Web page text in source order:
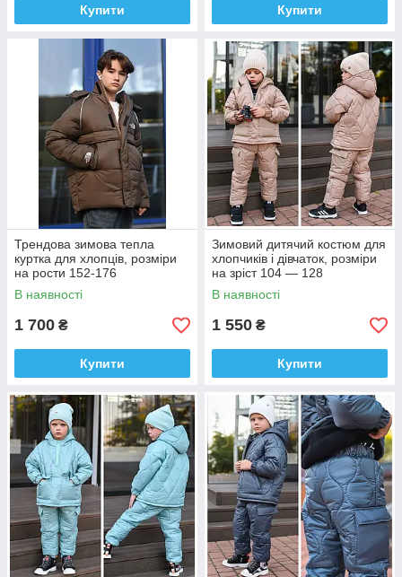
Купити Купити
Трендова зимова тепла
куртка для хлопців, розміри
на рости 152-176
В наявності
1 700 ₴
Купити
Зимовий дитячий костюм для
хлопчиків і дівчаток, розміри
на зріст 104 — 128
В наявності
1 550 ₴
Купити